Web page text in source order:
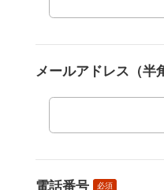
メールアドレス（半
電話番号 必須